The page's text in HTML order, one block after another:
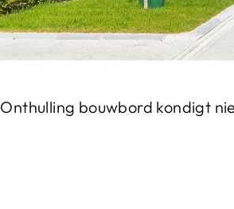
Onthulling bouwbord kondigt